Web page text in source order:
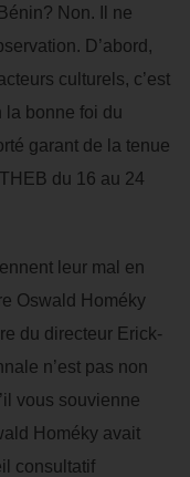
Non. Il ne
D’abord,
culturels, c’est
la bonne foi du
garant de la tenue
du 16 au 24
leur mal en
Oswald Homéky
du directeur Erick-
n’est pas non
vous souvienne
Homéky avait
consultatif